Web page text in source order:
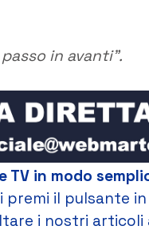
in avanti”.
in modo
il pulsante
i nostri articoli